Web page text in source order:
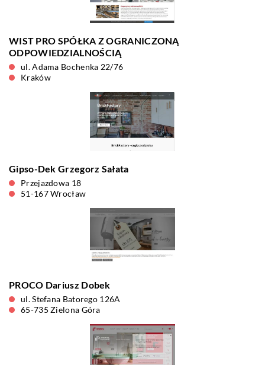
WIST PRO SPÓŁKA Z OGRANICZONĄ
ODPOWIEDZIALNOŚCIĄ
ul. Adama Bochenka 22/76
Kraków
Gipso-Dek Grzegorz Sałata
Przejazdowa 18
51-167 Wrocław
PROCO Dariusz Dobek
ul. Stefana Batorego 126A
65-735 Zielona Góra